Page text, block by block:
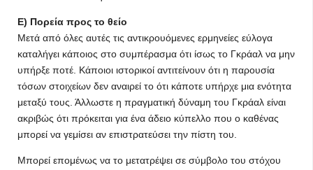
Ε) Πορεία προς το θείο
Μετά από όλες αυτές τις αντικρουόμενες ερμηνείες εύλογα
καταλήγει κάποιος στο συμπέρασμα ότι ίσως το Γκράαλ να μην
υπήρξε ποτέ. Κάποιοι ιστορικοί αντιτείνουν ότι η παρουσία
τόσων στοιχείων δεν αναιρεί το ότι κάποτε υπήρχε μια ενότητα
μεταξύ τους. Άλλωστε η πραγματική δύναμη του Γκράαλ είναι
ακριβώς ότι πρόκειται για ένα άδειο κύπελλο που ο καθένας
μπορεί να γεμίσει αν επιστρατεύσει την πίστη του.
Μπορεί επομένως να το μετατρέψει σε σύμβολο του στόχου